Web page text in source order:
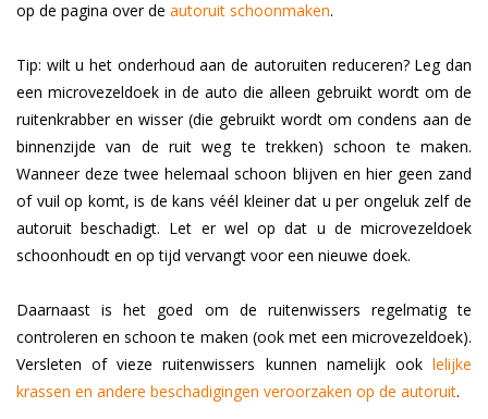
op de pagina over de autoruit schoonmaken.
Tip: wilt u het onderhoud aan de autoruiten reduceren? Leg dan
een microvezeldoek in de auto die alleen gebruikt wordt om de
ruitenkrabber en wisser (die gebruikt wordt om condens aan de
binnenzijde van de ruit weg te trekken) schoon te maken.
Wanneer deze twee helemaal schoon blijven en hier geen zand
of vuil op komt, is de kans véél kleiner dat u per ongeluk zelf de
autoruit beschadigt. Let er wel op dat u de microvezeldoek
schoonhoudt en op tijd vervangt voor een nieuwe doek.
Daarnaast is het goed om de ruitenwissers regelmatig te
controleren en schoon te maken (ook met een microvezeldoek).
Versleten of vieze ruitenwissers kunnen namelijk ook lelijke
krassen en andere beschadigingen veroorzaken op de autoruit.